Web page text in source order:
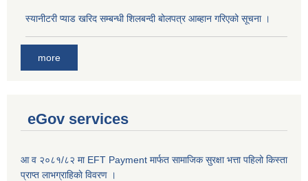
स्यानीटरी प्याड खरिद सम्बन्धी शिलबन्दी बोलपत्र आब्हान गरिएको सूचना ।
more
eGov services
आ व २०८१/८२ मा EFT Payment मार्फत सामाजिक सुरक्षा भत्ता पहिलो किस्ता
प्राप्त लाभग्राहिकाे विवरण ।